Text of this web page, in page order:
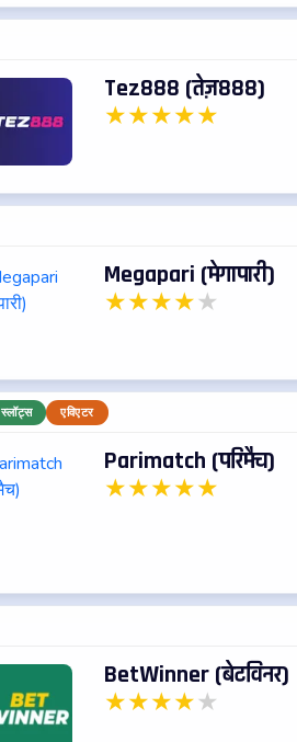
Tez888 (तेज़888)
★★★★★
Megapari (मेगापारी)
★★★★★
स्लॉट्स एविएटर
Parimatch (परिमैच)
★★★★★
BetWinner (बेटविनर)
★★★★★